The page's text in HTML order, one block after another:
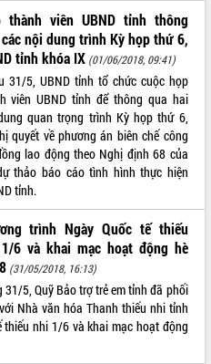
thành viên UBND tỉnh thông
nội dung trình Kỳ họp thứ 6,
tỉnh khóa IX (01/06/2018, 09:41)
31/5, UBND tỉnh tổ chức cuộc họp
viên UBND tỉnh để thông qua hai
quan trọng trình Kỳ họp thứ 6,
quyết về phương án biên chế công
lao động theo Nghị định 68 của
thảo báo cáo tình hình thực hiện
tỉnh.
trình Ngày Quốc tế thiếu
6 và khai mạc hoạt động hè
(31/05/2018, 16:13)
31/5, Quỹ Bảo trợ trẻ em tỉnh đã phối
Nhà văn hóa Thanh thiếu nhi tỉnh
nhi 1/6 và khai mạc hoạt động